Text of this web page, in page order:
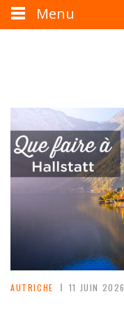
AUTRICHE 11 JUIN 2026
Menu